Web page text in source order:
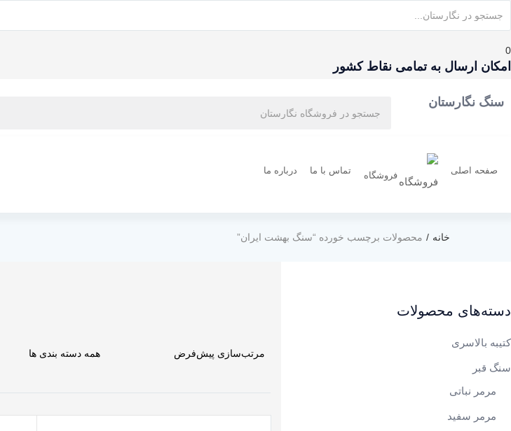
0
امکان ارسال به تمامی نقاط کشور
سنگ نگارستان
صفحه اصلی
فروشگاه
تماس با ما درباره ما
خانه محصولات برچسب خورده “سنگ بهشت ایران”
دسته‌های محصولات
کتیبه بالاسری
سنگ قبر
مرمر نباتی
مرمر سفید